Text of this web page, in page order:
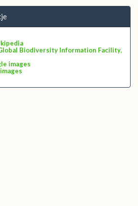
Biodiversity Information Facility,
images